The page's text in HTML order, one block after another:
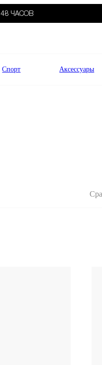
48 ЧАСОВ
Спорт Аксессуары